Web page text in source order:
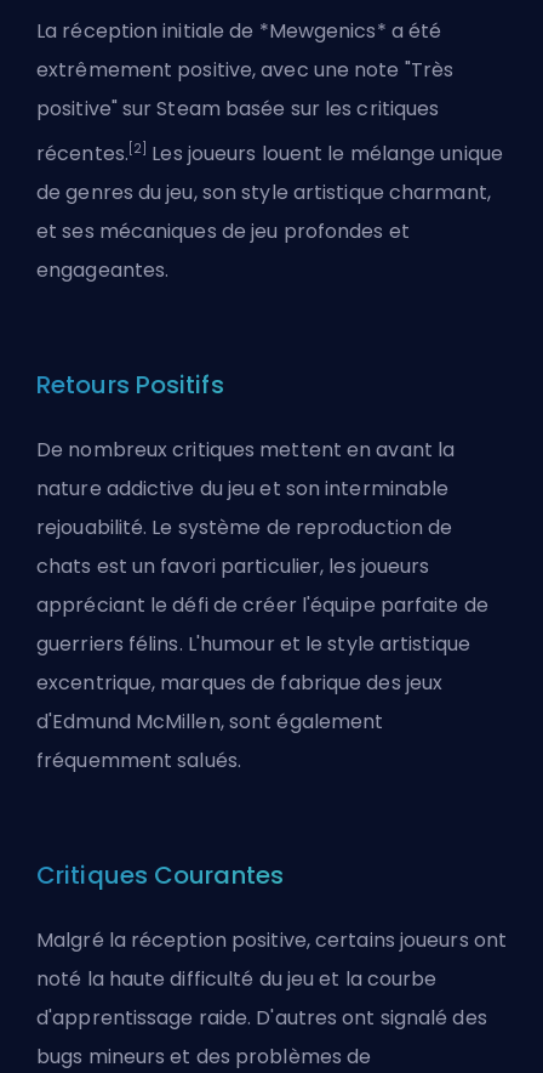
La réception initiale de *Mewgenics* a été
extrêmement positive, avec une note "Très
positive" sur Steam basée sur les critiques
récentes. [2]
Les joueurs louent le mélange unique
de genres du jeu, son style artistique charmant,
et ses mécaniques de jeu profondes et
engageantes.
Retours Positifs
De nombreux critiques mettent en avant la
nature addictive du jeu et son interminable
rejouabilité. Le système de reproduction de
chats est un favori particulier, les joueurs
appréciant le défi de créer l'équipe parfaite de
guerriers félins. L'humour et le style artistique
excentrique, marques de fabrique des jeux
d'Edmund McMillen, sont également
fréquemment salués.
Critiques Courantes
Malgré la réception positive, certains joueurs ont
noté la haute difficulté du jeu et la courbe
d'apprentissage raide. D'autres ont signalé des
bugs mineurs et des problèmes de